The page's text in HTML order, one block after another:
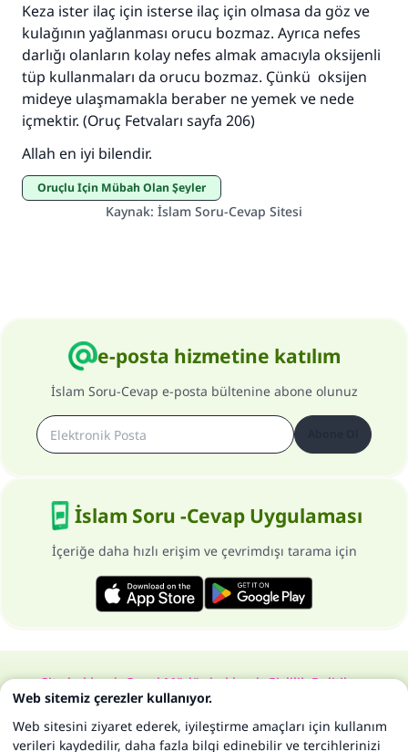
Keza ister ilaç için isterse ilaç için olmasa da göz ve
kulağının yağlanması orucu bozmaz. Ayrıca nefes
darlığı olanların kolay nefes almak amacıyla oksijenli
tüp kullanmaları da orucu bozmaz. Çünkü oksijen
mideye ulaşmamakla beraber ne yemek ve nede
içmektir. (Oruç Fetvaları sayfa 206)
Allah en iyi bilendir.
Oruçlu İçin Mübah Olan Şeyler
Kaynak: İslam Soru-Cevap Sitesi
e-posta hizmetine katılım
İslam Soru-Cevap e-posta bültenine abone olunuz
İslam Soru -Cevap Uygulaması
İçeriğe daha hızlı erişim ve çevrimdışı tarama için
Site hakkındaGenel Müdür hakkındaGizlilik Politikası
Bütün hakları, www.islam-qa.com sitesine aittir 1997-2025 ©
Web sitemiz çerezler kullanıyor.
Web sitesini ziyaret ederek, iyileştirme amaçları için kullanım
verileri kaydedilir, daha fazla bilgi edinebilir ve tercihlerinizi